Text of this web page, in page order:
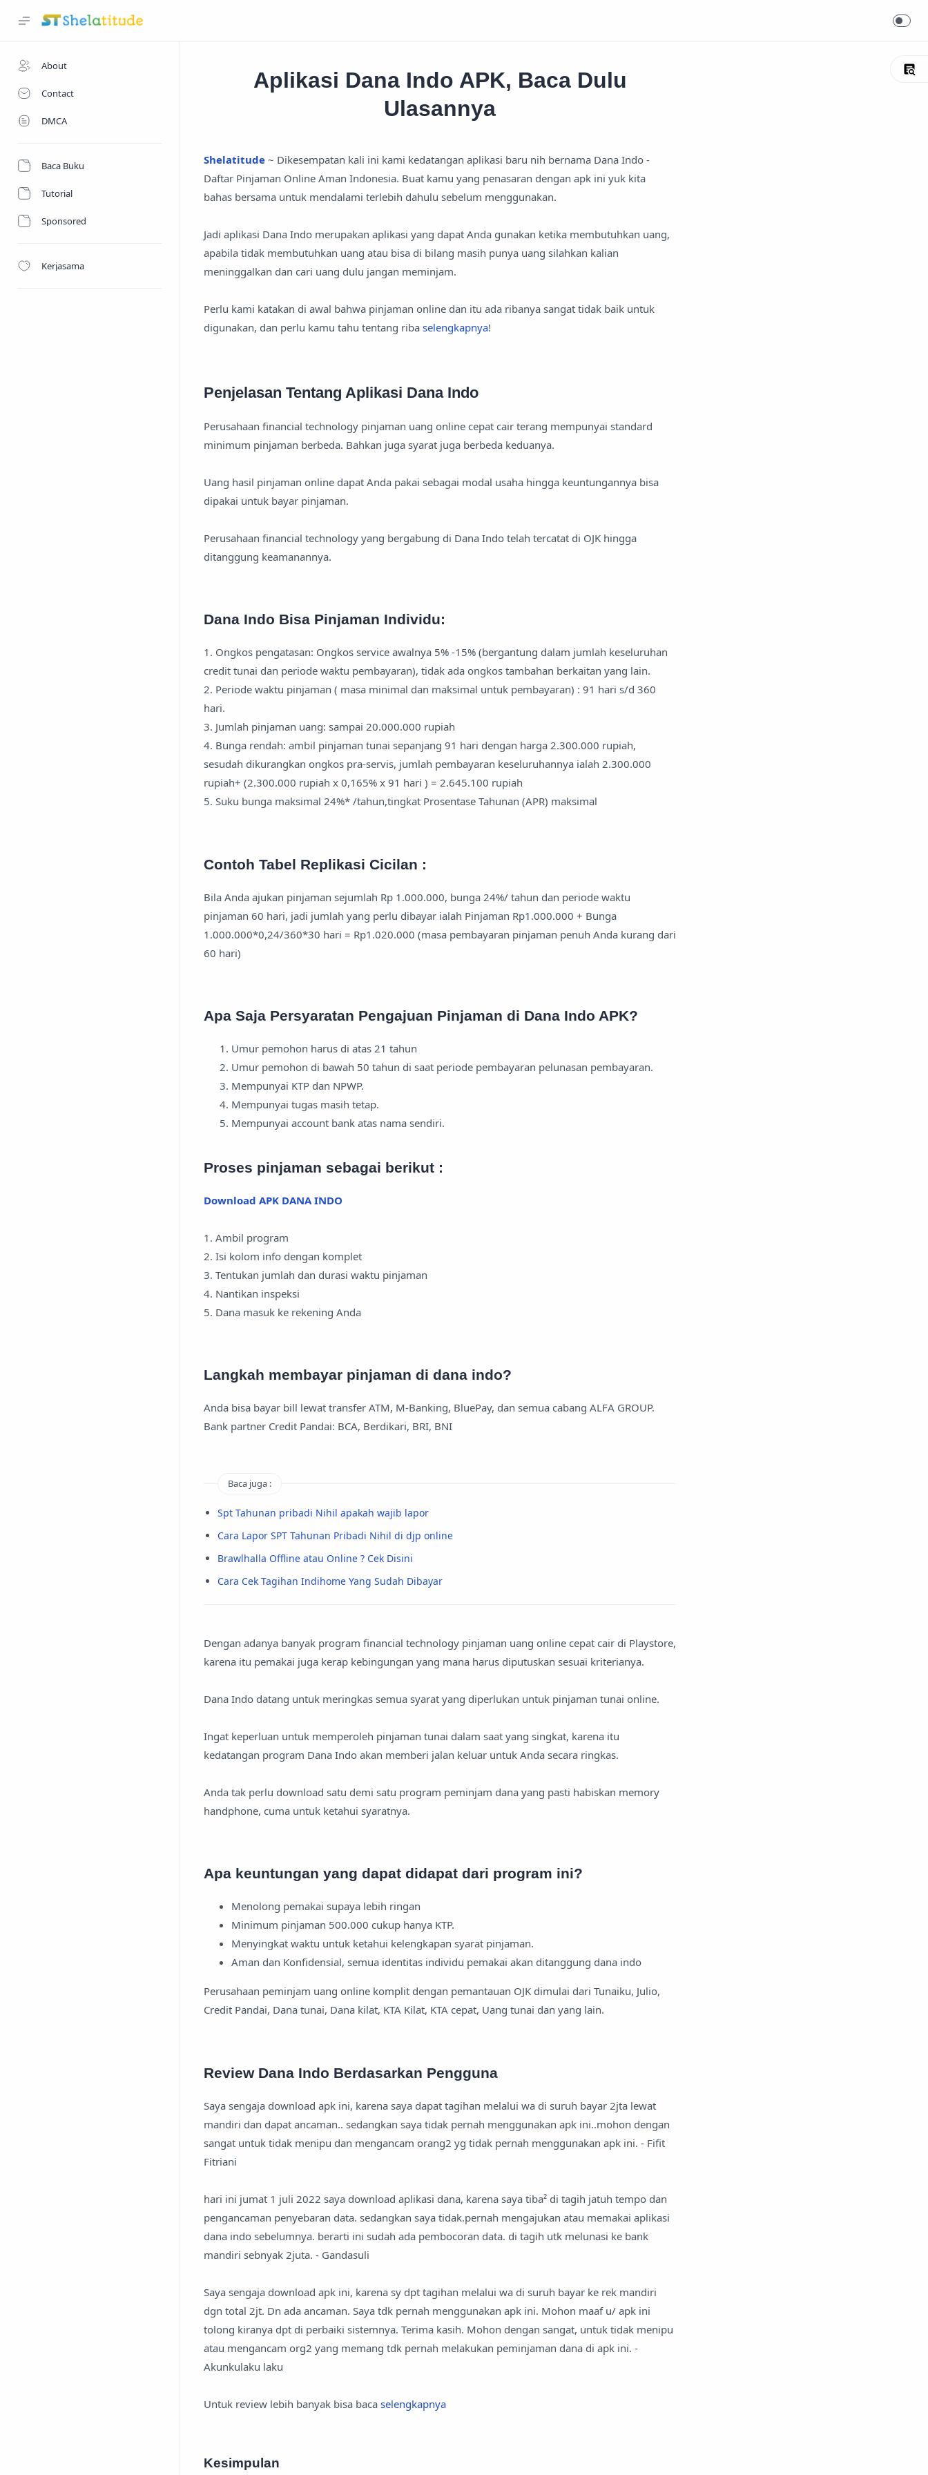
About
Contact
DMCA
Baca Buku
Tutorial
Sponsored
Kerjasama
Aplikasi Dana Indo APK, Baca Dulu
Ulasannya
Shelatitude ~ Dikesempatan kali ini kami kedatangan aplikasi baru nih bernama Dana Indo -
Daftar Pinjaman Online Aman Indonesia. Buat kamu yang penasaran dengan apk ini yuk kita
bahas bersama untuk mendalami terlebih dahulu sebelum menggunakan.
Jadi aplikasi Dana Indo merupakan aplikasi yang dapat Anda gunakan ketika membutuhkan uang,
apabila tidak membutuhkan uang atau bisa di bilang masih punya uang silahkan kalian
meninggalkan dan cari uang dulu jangan meminjam.
Perlu kami katakan di awal bahwa pinjaman online dan itu ada ribanya sangat tidak baik untuk
digunakan, dan perlu kamu tahu tentang riba selengkapnya!
Penjelasan Tentang Aplikasi Dana Indo
Perusahaan financial technology pinjaman uang online cepat cair terang mempunyai standard
minimum pinjaman berbeda. Bahkan juga syarat juga berbeda keduanya.
Uang hasil pinjaman online dapat Anda pakai sebagai modal usaha hingga keuntungannya bisa
dipakai untuk bayar pinjaman.
Perusahaan financial technology yang bergabung di Dana Indo telah tercatat di OJK hingga
ditanggung keamanannya.
Dana Indo Bisa Pinjaman Individu:
1. Ongkos pengatasan: Ongkos service awalnya 5% -15% (bergantung dalam jumlah keseluruhan
credit tunai dan periode waktu pembayaran), tidak ada ongkos tambahan berkaitan yang lain.
2. Periode waktu pinjaman ( masa minimal dan maksimal untuk pembayaran) : 91 hari s/d 360
hari.
3. Jumlah pinjaman uang: sampai 20.000.000 rupiah
4. Bunga rendah: ambil pinjaman tunai sepanjang 91 hari dengan harga 2.300.000 rupiah,
sesudah dikurangkan ongkos pra-servis, jumlah pembayaran keseluruhannya ialah 2.300.000
rupiah+ (2.300.000 rupiah x 0,165% x 91 hari ) = 2.645.100 rupiah
5. Suku bunga maksimal 24%* /tahun,tingkat Prosentase Tahunan (APR) maksimal
Contoh Tabel Replikasi Cicilan :
Bila Anda ajukan pinjaman sejumlah Rp 1.000.000, bunga 24%/ tahun dan periode waktu
pinjaman 60 hari, jadi jumlah yang perlu dibayar ialah Pinjaman Rp1.000.000 + Bunga
1.000.000*0,24/360*30 hari = Rp1.020.000 (masa pembayaran pinjaman penuh Anda kurang dari
60 hari)
Apa Saja Persyaratan Pengajuan Pinjaman di Dana Indo APK?
Umur pemohon harus di atas 21 tahun
Umur pemohon di bawah 50 tahun di saat periode pembayaran pelunasan pembayaran.
Mempunyai KTP dan NPWP.
Mempunyai tugas masih tetap.
Mempunyai account bank atas nama sendiri.
Proses pinjaman sebagai berikut :
Download APK DANA INDO
1. Ambil program
2. Isi kolom info dengan komplet
3. Tentukan jumlah dan durasi waktu pinjaman
4. Nantikan inspeksi
5. Dana masuk ke rekening Anda
Langkah membayar pinjaman di dana indo?
Anda bisa bayar bill lewat transfer ATM, M-Banking, BluePay, dan semua cabang ALFA GROUP.
Bank partner Credit Pandai: BCA, Berdikari, BRI, BNI
Baca juga :
Spt Tahunan pribadi Nihil apakah wajib lapor
Cara Lapor SPT Tahunan Pribadi Nihil di djp online
Brawlhalla Offline atau Online ? Cek Disini
Cara Cek Tagihan Indihome Yang Sudah Dibayar
Dengan adanya banyak program financial technology pinjaman uang online cepat cair di Playstore,
karena itu pemakai juga kerap kebingungan yang mana harus diputuskan sesuai kriterianya.
Dana Indo datang untuk meringkas semua syarat yang diperlukan untuk pinjaman tunai online.
Ingat keperluan untuk memperoleh pinjaman tunai dalam saat yang singkat, karena itu
kedatangan program Dana Indo akan memberi jalan keluar untuk Anda secara ringkas.
Anda tak perlu download satu demi satu program peminjam dana yang pasti habiskan memory
handphone, cuma untuk ketahui syaratnya.
Apa keuntungan yang dapat didapat dari program ini?
Menolong pemakai supaya lebih ringan
Minimum pinjaman 500.000 cukup hanya KTP.
Menyingkat waktu untuk ketahui kelengkapan syarat pinjaman.
Aman dan Konfidensial, semua identitas individu pemakai akan ditanggung dana indo
Perusahaan peminjam uang online komplit dengan pemantauan OJK dimulai dari Tunaiku, Julio,
Credit Pandai, Dana tunai, Dana kilat, KTA Kilat, KTA cepat, Uang tunai dan yang lain.
Review Dana Indo Berdasarkan Pengguna
Saya sengaja download apk ini, karena saya dapat tagihan melalui wa di suruh bayar 2jta lewat
mandiri dan dapat ancaman.. sedangkan saya tidak pernah menggunakan apk ini..mohon dengan
sangat untuk tidak menipu dan mengancam orang2 yg tidak pernah menggunakan apk ini. - Fifit
Fitriani
hari ini jumat 1 juli 2022 saya download aplikasi dana, karena saya tiba² di tagih jatuh tempo dan
pengancaman penyebaran data. sedangkan saya tidak.pernah mengajukan atau memakai aplikasi
dana indo sebelumnya. berarti ini sudah ada pembocoran data. di tagih utk melunasi ke bank
mandiri sebnyak 2juta. - Gandasuli
Saya sengaja download apk ini, karena sy dpt tagihan melalui wa di suruh bayar ke rek mandiri
dgn total 2jt. Dn ada ancaman. Saya tdk pernah menggunakan apk ini. Mohon maaf u/ apk ini
tolong kiranya dpt di perbaiki sistemnya. Terima kasih. Mohon dengan sangat, untuk tidak menipu
atau mengancam org2 yang memang tdk pernah melakukan peminjaman dana di apk ini. -
Akunkulaku laku
Untuk review lebih banyak bisa baca selengkapnya
Kesimpulan